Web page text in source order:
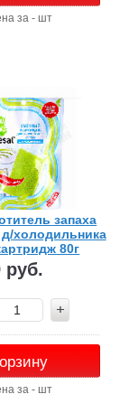
за - шт
запаха
холодильника
80г
руб.
за - шт